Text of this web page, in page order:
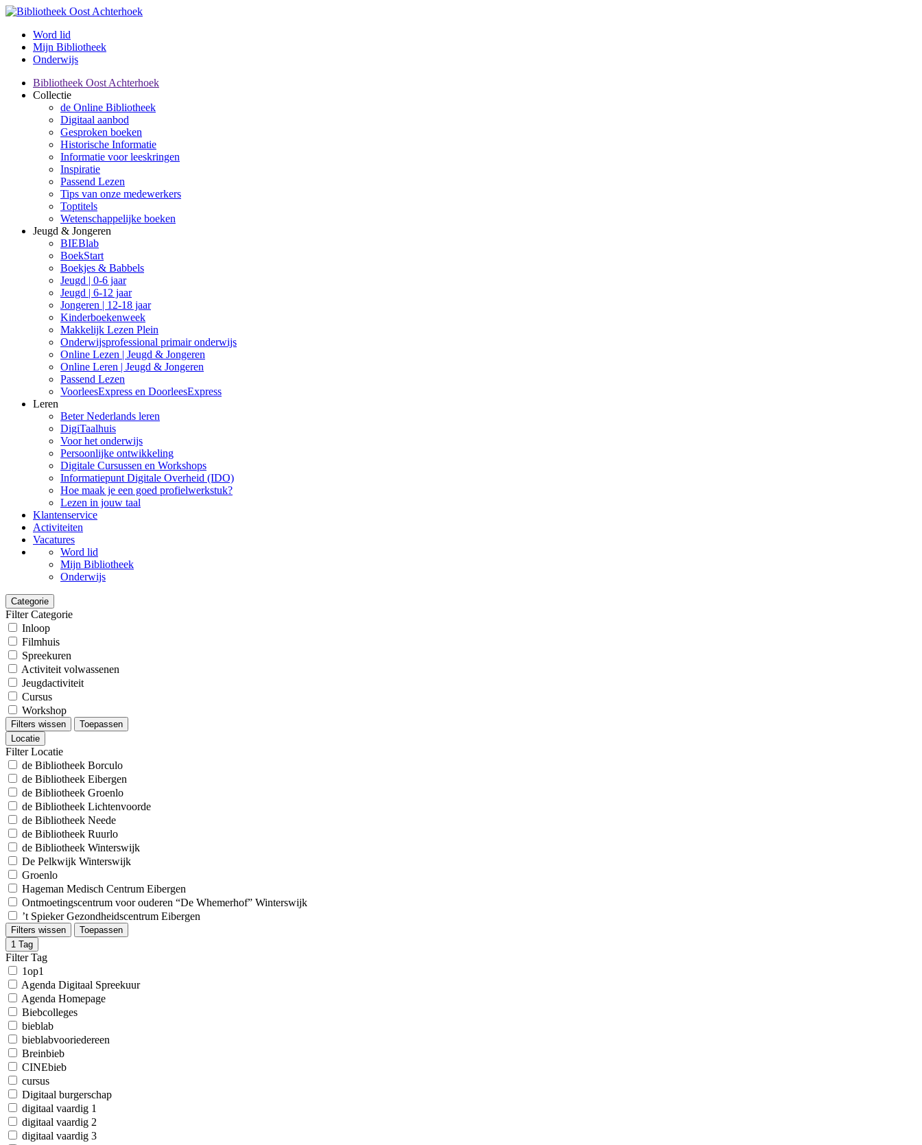
Word lid
Mijn Bibliotheek
Onderwijs
Bibliotheek Oost Achterhoek
Collectie
de Online Bibliotheek
Digitaal aanbod
Gesproken boeken
Historische Informatie
Informatie voor leeskringen
Inspiratie
Passend Lezen
Tips van onze medewerkers
Toptitels
Wetenschappelijke boeken
Jeugd & Jongeren
BIEBlab
BoekStart
Boekjes & Babbels
Jeugd | 0-6 jaar
Jeugd | 6-12 jaar
Jongeren | 12-18 jaar
Kinderboekenweek
Makkelijk Lezen Plein
Onderwijsprofessional primair onderwijs
Online Lezen | Jeugd & Jongeren
Online Leren | Jeugd & Jongeren
Passend Lezen
VoorleesExpress en DoorleesExpress
Leren
Beter Nederlands leren
DigiTaalhuis
Voor het onderwijs
Persoonlijke ontwikkeling
Digitale Cursussen en Workshops
Informatiepunt Digitale Overheid (IDO)
Hoe maak je een goed profielwerkstuk?
Lezen in jouw taal
Klantenservice
Activiteiten
Vacatures
Word lid
Mijn Bibliotheek
Onderwijs
Categorie
Filter Categorie
Inloop
Filmhuis
Spreekuren
Activiteit volwassenen
Jeugdactiviteit
Cursus
Workshop
Filters wissen
Toepassen
Locatie
Filter Locatie
de Bibliotheek Borculo
de Bibliotheek Eibergen
de Bibliotheek Groenlo
de Bibliotheek Lichtenvoorde
de Bibliotheek Neede
de Bibliotheek Ruurlo
de Bibliotheek Winterswijk
De Pelkwijk Winterswijk
Groenlo
Hageman Medisch Centrum Eibergen
Ontmoetingscentrum voor ouderen “De Whemerhof” Winterswijk
’t Spieker Gezondheidscentrum Eibergen
Filters wissen
Toepassen
1 Tag
Filter Tag
1op1
Agenda Digitaal Spreekuur
Agenda Homepage
Biebcolleges
bieblab
bieblabvooriedereen
Breinbieb
CINEbieb
cursus
Digitaal burgerschap
digitaal vaardig 1
digitaal vaardig 2
digitaal vaardig 3